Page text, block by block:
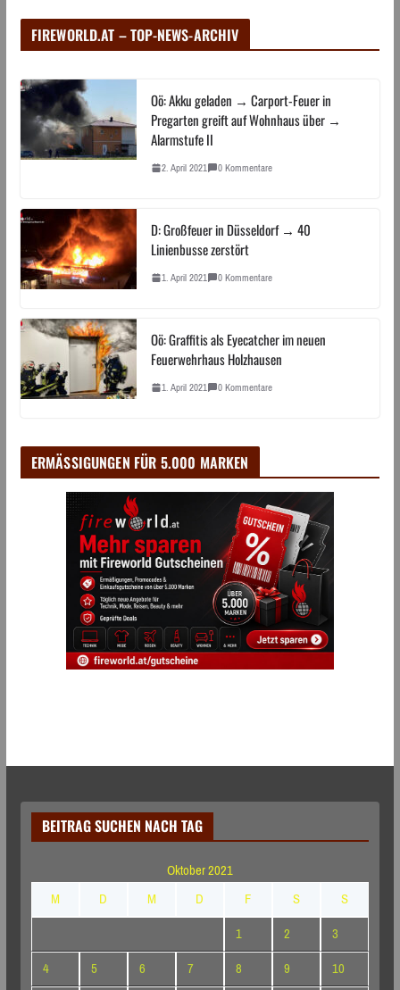
FIREWORLD.AT – TOP-NEWS-ARCHIV
Oö: Akku geladen → Carport-Feuer in
Pregarten greift auf Wohnhaus über →
Alarmstufe II
2. April 2021 0 Kommentare
D: Großfeuer in Düsseldorf → 40
Linienbusse zerstört
1. April 2021 0 Kommentare
Oö: Graffitis als Eyecatcher im neuen
Feuerwehrhaus Holzhausen
1. April 2021 0 Kommentare
ERMÄSSIGUNGEN FÜR 5.000 MARKEN
BEITRAG SUCHEN NACH TAG
Oktober 2021
M
D M D F S
S
1
2
3
4
5 6 7 8 9
10